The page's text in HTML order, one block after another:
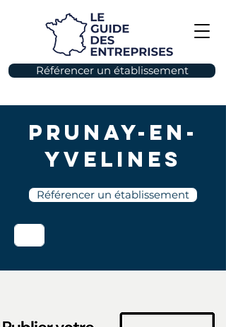
Référencer un établissement
Prunay-en-
Yvelines
Référencer un établissement